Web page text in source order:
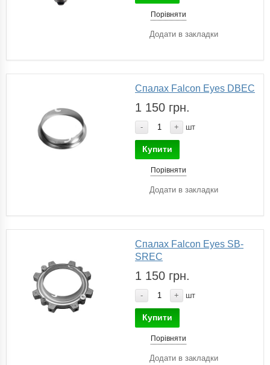
Порівняти
Додати в закладки
Спалах Falcon Eyes DBEC
1 150 грн.
- + шт
Купити
Порівняти
Додати в закладки
Спалах Falcon Eyes SB-
SREC
1 150 грн.
- + шт
Купити
Порівняти
Додати в закладки